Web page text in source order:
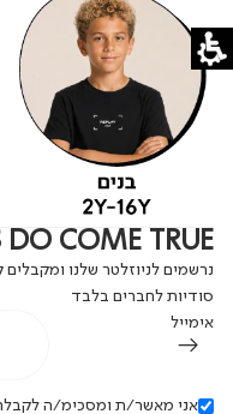
DO COME TRUE
סודיות לחברים בלבד
אימייל
אני מאשר/ת ומסכימ/ה לקבלת